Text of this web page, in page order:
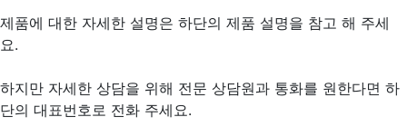
제품에 대한 자세한 설명은 하단의 제품 설명을 참고 해 주세
요.
하지만 자세한 상담을 위해 전문 상담원과 통화를 원한다면 하
단의 대표번호로 전화 주세요.